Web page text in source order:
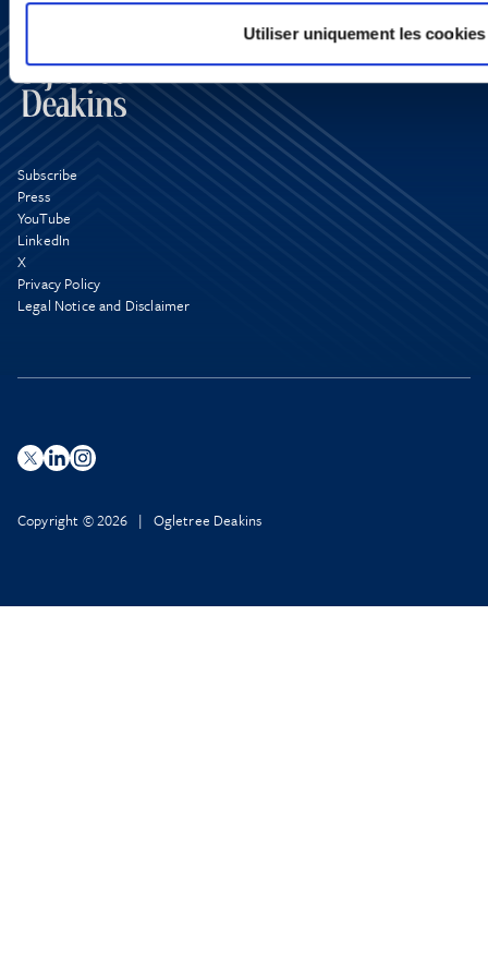
Utiliser uniquement les
Subscribe
Press
YouTube
LinkedIn
X
Privacy Policy
Legal Notice and Disclaimer
Copyright © 2026 | Ogletree Deakins